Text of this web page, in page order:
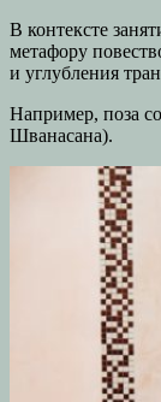
В контексте
метафору
и углубления
Например, поза
Шванасана).